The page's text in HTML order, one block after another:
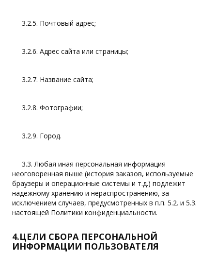
3.2.5. Почтовый адрес;
3.2.6. Адрес сайта или страницы;
3.2.7. Название сайта;
3.2.8. Фотографии;
3.2.9. Город.
3.3. Любая иная персональная информация
неоговоренная выше (история заказов, используемые
браузеры и операционные системы и т.д.) подлежит
надежному хранению и нераспространению, за
исключением случаев, предусмотренных в п.п. 5.2. и 5.3.
настоящей Политики конфиденциальности.
4.ЦЕЛИ СБОРА ПЕРСОНАЛЬНОЙ
ИНФОРМАЦИИ ПОЛЬЗОВАТЕЛЯ